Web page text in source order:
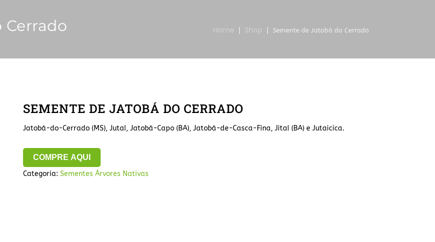
Cerrado Home Shop Semente de Jatobá do Cerrado
SEMENTE DE JATOBÁ DO CERRADO
Jatobá-do-Cerrado (MS), Jutaí, Jatobá-Capo (BA), Jatobá-de-Casca-Fina, Jitaí (BA) e Jutaicica.
COMPRE AQUI
Categoria: Sementes Árvores Nativas